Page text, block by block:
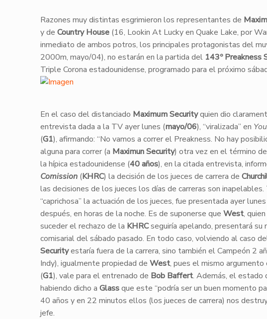
​Razones muy distintas esgrimieron los representantes de
y de Country House(16, Lookin At Lucky en Quake Lake, por
inmediato de ambos potros, los principales protagonistas del
2000m, mayo/04), no estarán en la partida del 143º Preakness
Triple Corona estadounidense, programado para el próximo
En el caso del distanciado Maximum Securityquien dio
entrevista dada a la TV ayer lunes (mayo/06), “viralizada” en
(G1), afirmando: “No vamos a correr el Preakness. No hay
alguna para correr (a Maximun Security) otra vez en el término
la hípica estadounidense (40 años), en la citada entrevista,
Comission(KHRC) la decisión de los jueces de carrera de
las decisiones de los jueces los días de carreras son
“caprichosa” la actuación de los jueces, fue presentada ayer
después, en horas de la noche. Es de suponerse que West,
suceder el rechazo de la KHRCseguiría apelando, presentará su
comisarial del sábado pasado. En todo caso, volviendo al caso
Securityestaría fuera de la carrera, sino también el Campeón 2
Indy), igualmente propiedad de West, pues el mismo
(G1), vale para el entrenado de Bob Baffert. Además, el estado
habiendo dicho a Glassque este “podría ser un buen momento
40 años y en 22 minutos ellos (los jueces de carrera) nos
jefe.